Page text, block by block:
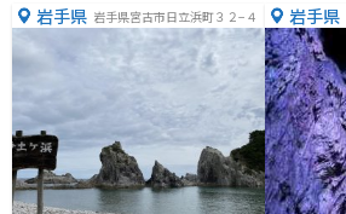
岩手県 岩手県宮古市日立浜町３２−４ 岩手県